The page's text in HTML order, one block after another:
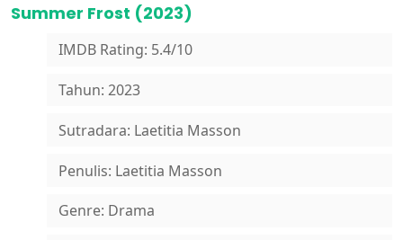
Summer Frost (2023)
IMDB Rating: 5.4/10
Tahun: 2023
Sutradara: Laetitia Masson
Penulis: Laetitia Masson
Genre: Drama